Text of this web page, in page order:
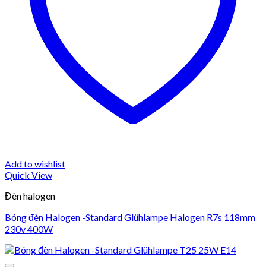
Add to wishlist
Quick View
Đèn halogen
Bóng đèn Halogen -Standard Glühlampe Halogen R7s 118mm
230v 400W